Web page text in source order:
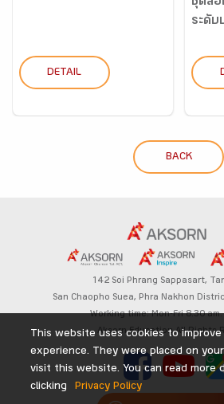
DETAIL
ชุดสื่อ
ระดับ
BACK
142 Soi Phrang Sappasart,
San Chaopho Suea, Phra Nakhon
Working time: Mon-Fri 8.30 am.
Aksorn Education All Rights
This website uses cookies to improve
experience. They were placed on
visit this website. You can read more
clicking
Privacy Policy